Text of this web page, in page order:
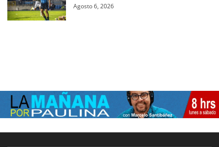
Agosto 6, 2026